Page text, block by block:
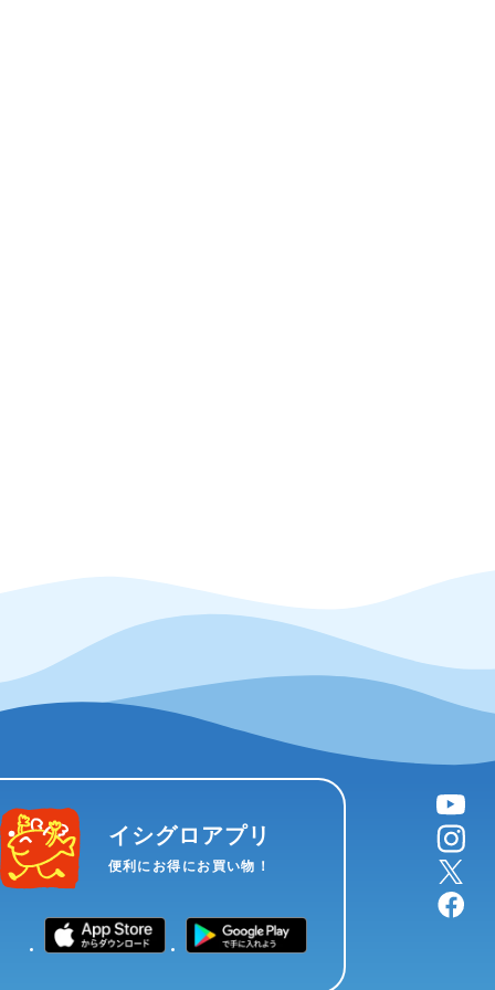
イシグロアプリ
便利にお得にお買い物！
YouTube
instagram
X
facebook